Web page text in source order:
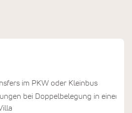
im PKW oder Kleinbus
bei Doppelbelegung in einer